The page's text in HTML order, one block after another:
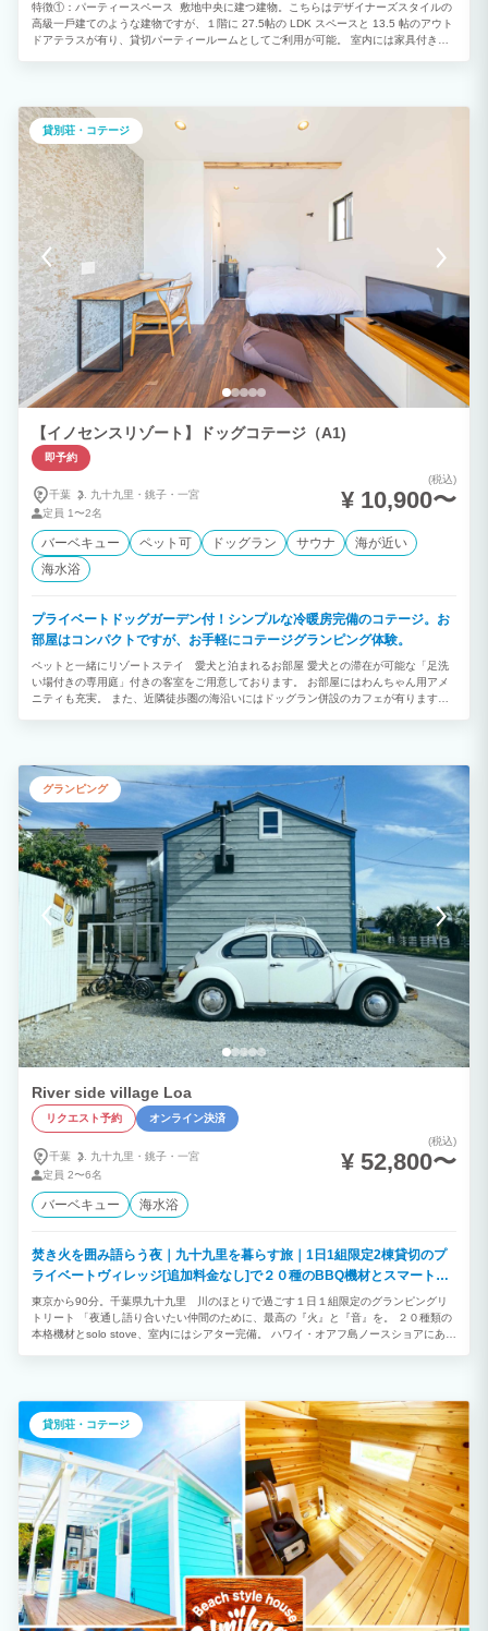
特徴①：パーティースペース 敷地中央に建つ建物。こちらはデザイナーズスタイルの
⾼級⼀⼾建てのような建物ですが、１階に 27.5帖の LDK スペースと 13.5 帖のアウト
ドアテラスが有り、貸切パーティールームとしてご利用が可能。 室内には家具付きで
加注文が必要）など、気軽にホームパーティのように楽しむ事が出来ます。リビングに
はプロジェクターとスピーカーが常設されておりますので、お持ちのスマートフォンの
画像を自由に投影したり、音楽を楽しむ事も可能となります。 特徴②：ラグジュアリ
ーバスルーム 建物内１階の中央ホールを挟んで、貸切パーティールームの反対側に
は、３名〜４名で利用できる天然石造りのラグジュアリーバスルームが設置されており
ます。 特徴③：スイートコテージ １⼈〜２⼈の宿泊可能な⼀⼾建てコテージ（ダブ
ルベッド×１）をベッドルームとして利用できます。 皆でパーティルームやアウトサイ
ドテラスで楽しく過ごし、就寝時はそれぞれのコテージでゆっくりとお休みすることが
出来ます。複数⼈のご家族様や友達グループ、プチ社員旅行に最適です！ ♦注意事項♦
ご宿泊者の方々、皆様が快適にお過ごし頂けるように22：00～7：00のクワイエット
タイムを設けております。その為、通常時は共用スペースである、パーティールームと
バスルームは23時には消灯・施錠を行う為、御利用時間はチエックイン～23：00まで
としておりますので、ご理解頂ければ幸いです。又、バスルームのご利用は翌日7時～
チエックアウトのお時間もご利用が可能です。
貸別荘・コテージ
【イノセンスリゾート】ドッグコテージ（A1)
即予約
千葉 九十九里・ 銚子・ 一宮
定員 1〜2名
(税込)
¥ 10,900〜
バーベキュー ペット可 ドッグラン サウナ
海が近い
海水浴
プライベートドッグガーデン付！シンプルな冷暖房完備のコテージ。お
部屋はコンパクトですが、お手軽にコテージグランピング体験。
ペットと一緒にリゾートステイ 愛犬と泊まれるお部屋 愛犬との滞在が可能な「足洗
い場付きの専用庭」付きの客室をご用意しております。 お部屋にはわんちゃん用アメ
ニティも充実。 また、近隣徒歩圏の海沿いにはドッグラン併設のカフェが有ります。
トステイをお楽しみください。
グランピング
River side village Loa
リクエスト予約 オンライン決済
千葉 九十九里・ 銚子・ 一宮
定員 2〜6名
(税込)
¥ 52,800〜
バーベキュー 海水浴
焚き火を囲み語らう夜｜九十九里を暮らす旅｜1日1組限定2棟貸切のプ
ライベートヴィレッジ[追加料金なし]で２０種のBBQ機材とスマートプ
ロジェクターをご利用いただけます
東京から90分。千葉県九十九里 川のほとりで過ごす１日１組限定のグランピングリ
トリート 「夜通し語り合いたい仲間のために、最高の『火』と『音』を。 ２０種類の
本格機材とsolo stove、室内にはシアター完備。 ハワイ・オアフ島ノースショアにある
に目覚める朝ーー ここでは、日常を忘れ、仲間や家族と一緒に ”時間と空間のシェ
ア”を楽しむことができます。 トレーラーハウス2台／コットンテント1張／Riverside
Lanai グランピングならではの北欧ブランド・ノルディスク社製コットンテントだけ
でなく、 他にはないフルオーダーメイドのホームシアター付きトレーラーハウス2台を
使った設計のため、 2組グループでもお互いのプライベートを保ちながら快適にお過ご
しいただける、 カジュアルグラマラスなアウトドア体験となります。 川沿いのラナイ
で雰囲気たっぷりのBBQや焚き火をみんなで囲み楽しんだあとは、 それぞれのトレー
ラーハウスでお好みの映画や音楽でゆっくりとお過ごしいただいく。 インドア・アウ
トドア/シェア・プライベート、 それぞれの異なるスタイルをお楽しみいただける空間
をデザインしています。 ”海と共に生きる”という選択 千葉・長生村というローカルの
地でLoaは海と川、 自然と人との”ちょうどいい距離”を大切にしています。 都会の便
利さではなく、自然のリズムに合わせて過ごす豊かさ。 海から300mの好立地に位置し
聞こえてくる波音が皆様を癒してくれることでしょう。 海と川が混ざり合うリバーサ
イドで、 日常を忘れてリラックスするための場所をつくりました。 4〜6名で快適に過
ごせるよう設計しています。 ☆プラン名 ~Hawaiian Camp style~ ＊最大定員６名様
貸別荘・コテージ